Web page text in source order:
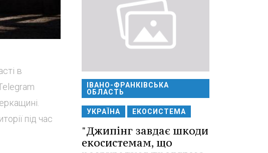
в
під час
ІВАНО-ФРАНКІВСЬКА
ОБЛАСТЬ
УКРАЇНА ЕКОСИСТЕМА
"Джипінг завдає шкоди
екосистемам, що